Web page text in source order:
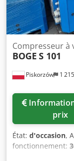
Piskorzów 1
Compresseur à
BOGE S 101
prix
État: d'occasion,
fonctionnement: